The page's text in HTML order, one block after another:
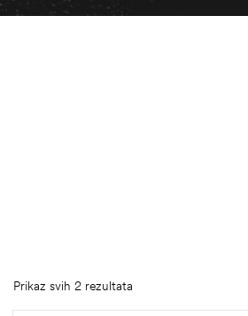
Prikaz svih 2 rezultata